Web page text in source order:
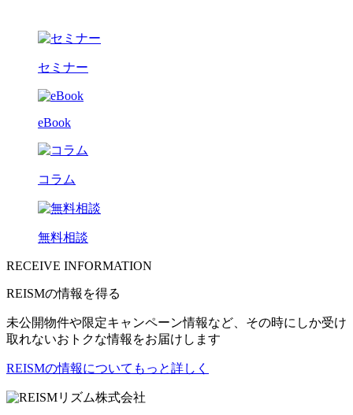
セミナー
eBook
コラム
無料相談
RECEIVE INFORMATION
REISMの情報を得る
未公開物件や限定キャンペーン情報など、その時にしか受け
取れないおトクな情報をお届けします
REISMの情報についてもっと詳しく
リズム株式会社